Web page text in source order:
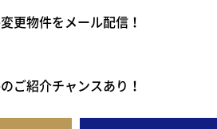
更物件をメール配信！
ご紹介チャンスあり！